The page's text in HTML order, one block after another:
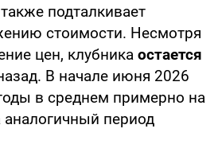
подталкивает
стоимости. Несмотря
цен, клубника остается
В начале июня 2026
в среднем примерно на
период